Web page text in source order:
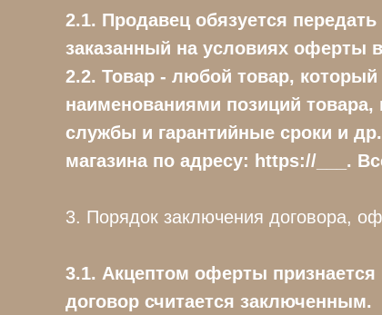
2.1. Продавец обязуется
заказанный на условиях оферты
2.2. Товар - любой товар, который
наименованиями позиций товара,
службы и гарантийные сроки и
магазина по адресу: https://___.
3. Порядок заключения договора,
3.1. Акцептом оферты признается
договор считается заключенным.